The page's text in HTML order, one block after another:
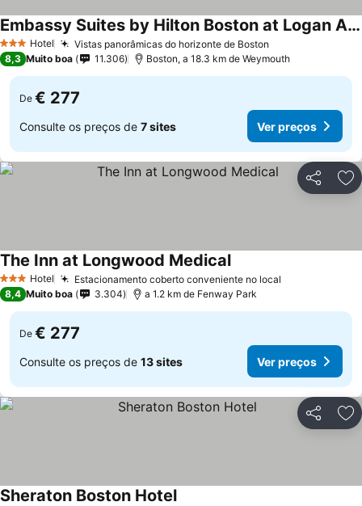
3 EstrelasHotel Vistas panorâmicas do horizonte de Boston
Embassy Suites by Hilton Boston at Logan Airport
8,3 Muito boa 11.306 Boston, a 18.3 km de Weymouth
De € 277
Consulte os preços de 7 sites Ver preços
Partilhar
3 EstrelasHotel Estacionamento coberto conveniente no local
The Inn at Longwood Medical
8,4 Muito boa 3.304 a 1.2 km de Fenway Park
De € 277
Consulte os preços de 13 sites Ver preços
Partilhar
Sheraton Boston Hotel